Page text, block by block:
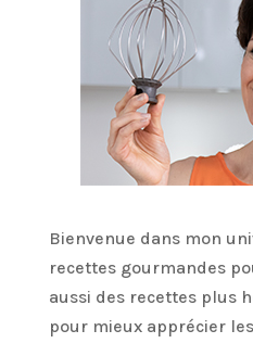
Bienvenue dans mon
recettes gourmandes
aussi des recettes plus
pour mieux apprécier